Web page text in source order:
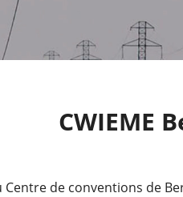
CWIEME
Centre de conventions de